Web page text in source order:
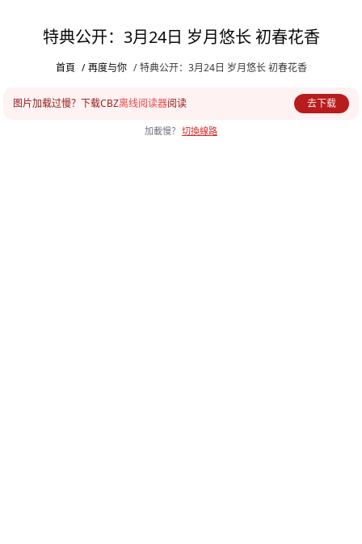
特典公开：3月24日 岁月悠长 初春花香
首頁 / 再度与你 / 特典公开：3月24日 岁月悠长 初春花香
图片加载过慢？下载CBZ离线阅读器阅读 去下载
加載慢？ 切換線路